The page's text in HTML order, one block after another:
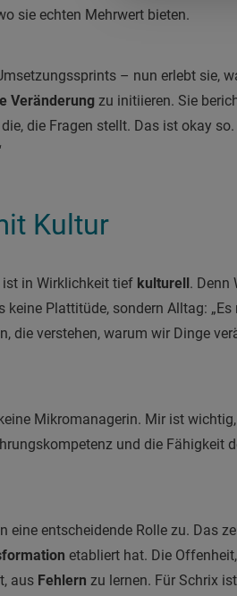
sie echten Mehrwert bieten.
– nun erlebt sie,
Veränderung zu initiieren. Sie
die Fragen stellt. Das ist okay
Kultur
in Wirklichkeit tief kulturell. Denn
Plattitüde, sondern Alltag:
die verstehen, warum wir Dinge
Mikromanagerin. Mir ist
und die Fähigkeit
entscheidende Rolle zu. Das
etabliert hat. Die
aus Fehlern zu lernen. Für Schrix